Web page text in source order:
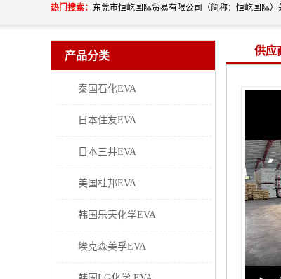
热门搜索：
产品分类
泰国石化EVA
日本住友EVA
日本三井EVA
美国杜邦EVA
韩国乐天化学EVA
埃克森美孚EVA
供应